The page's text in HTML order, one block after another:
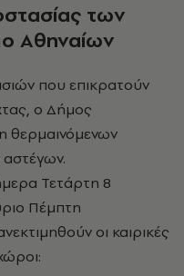
των
Αθηναίων
που επικρατούν
ο Δήμος
θερμαινόμενων
Τετάρτη 8
Πέμπτη
οι καιρικές